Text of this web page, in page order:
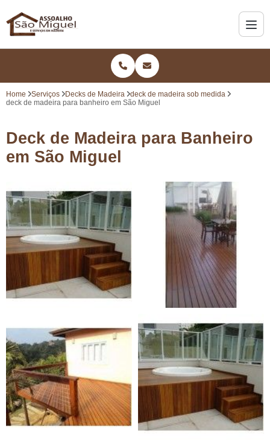
Home Serviços Decks de Madeira
deck de madeira sob medida
deck de madeira para banheiro em São Miguel
Deck de Madeira para Banheiro
em São Miguel